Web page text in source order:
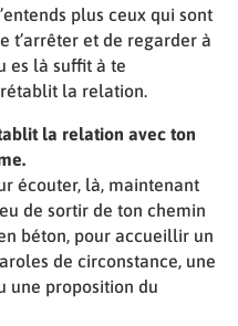
plus ceux qui sont
t’arrêter et de regarder à
es là suffit à te
la relation.
la relation avec ton
écouter, là, maintenant
de sortir de ton chemin
béton, pour accueillir un
de circonstance, une
une proposition du